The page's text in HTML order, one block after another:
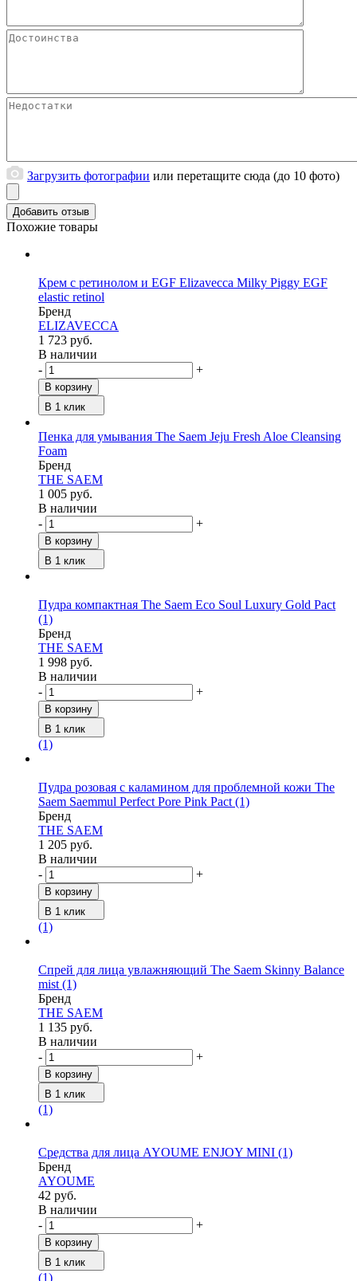
Загрузить фотографии или перетащите сюда (до 10 фото)
Похожие товары
Крем с ретинолом и EGF Elizavecca Milky Piggy EGF
elastic retinol
Бренд
ELIZAVECCA
1 723 руб.
В наличии
-
+
В корзину
В 1 клик
Пенка для умывания The Saem Jeju Fresh Aloe Cleansing
Foam
Бренд
THE SAEM
1 005 руб.
В наличии
-
+
В корзину
В 1 клик
Пудра компактная The Saem Eco Soul Luxury Gold Pact
(1)
Бренд
THE SAEM
1 998 руб.
В наличии
-
+
В корзину
В 1 клик
(1)
Пудра розовая с каламином для проблемной кожи The
Saem Saemmul Perfect Pore Pink Pact (1)
Бренд
THE SAEM
1 205 руб.
В наличии
-
+
В корзину
В 1 клик
(1)
Спрей для лица увлажняющий The Saem Skinny Balance
mist (1)
Бренд
THE SAEM
1 135 руб.
В наличии
-
+
В корзину
В 1 клик
(1)
Средства для лица AYOUME ENJOY MINI (1)
Бренд
AYOUME
42 руб.
В наличии
-
+
В корзину
В 1 клик
(1)